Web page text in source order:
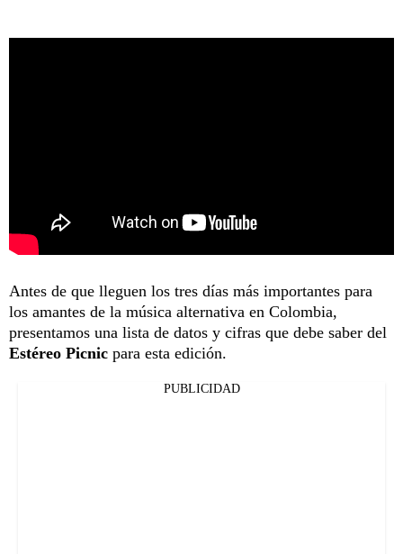
Antes de que lleguen los tres días más importantes para
los amantes de la música alternativa en Colombia,
presentamos una lista de datos y cifras que debe saber del
Estéreo Picnic para esta edición.
PUBLICIDAD